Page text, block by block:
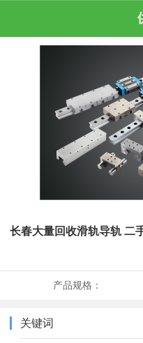
长春大量回收滑轨导轨 二
产品规格：
关键词